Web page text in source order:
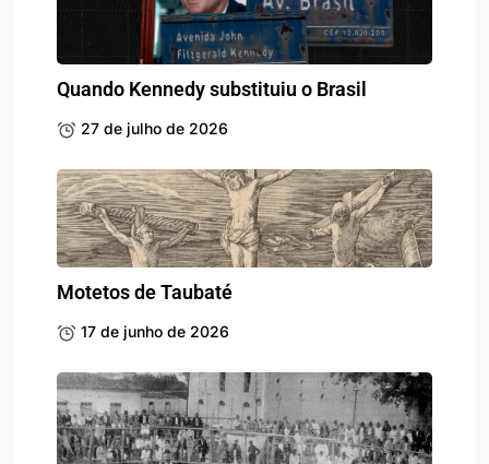
Quando Kennedy substituiu o Brasil
27 de julho de 2026
Motetos de Taubaté
17 de junho de 2026